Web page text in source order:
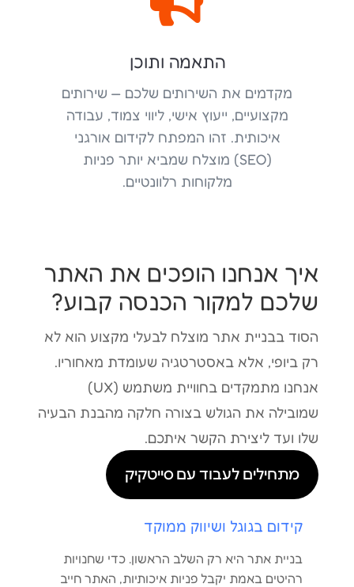
התאמה ותוכן
מקדמים את השירותים שלכם — שירותים
מקצועיים, ייעוץ אישי, ליווי צמוד, עבודה
איכותית. זהו המפתח לקידום אורגני
(SEO) מוצלח שמביא יותר פניות
מלקוחות רלוונטיים.
איך אנחנו הופכים את האתר
שלכם למקור הכנסה קבוע?
הסוד בבניית אתר מוצלח לבעלי מקצוע הוא לא
רק ביופי, אלא באסטרטגיה שעומדת מאחוריו.
אנחנו מתמקדים בחוויית משתמש (UX)
שמובילה את הגולש בצורה חלקה מהבנת הבעיה
שלו ועד ליצירת הקשר איתכם.
מתחילים לעבוד עם סייטקיק
קידום בגוגל ושיווק ממוקד
בניית אתר היא רק השלב הראשון. כדי שחנויות
רהיטים באמת יקבל פניות איכותיות, האתר חייב